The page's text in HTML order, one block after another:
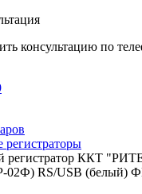
консультацию по
регистратор ККТ
RS/USB (белый)